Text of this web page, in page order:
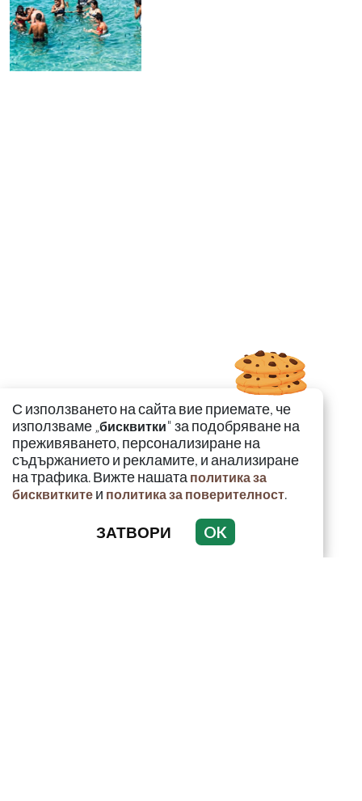
С използването на сайта вие приемате, че
използваме „бисквитки" за подобряване на
преживяването, персонализиране на
съдържанието и рекламите, и анализиране
на трафика. Вижте нашата политика за
бисквитките и политика за поверителност.
ЗАТВОРИ OK